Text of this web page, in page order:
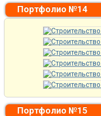
Портфолио №14
Портфолио №15